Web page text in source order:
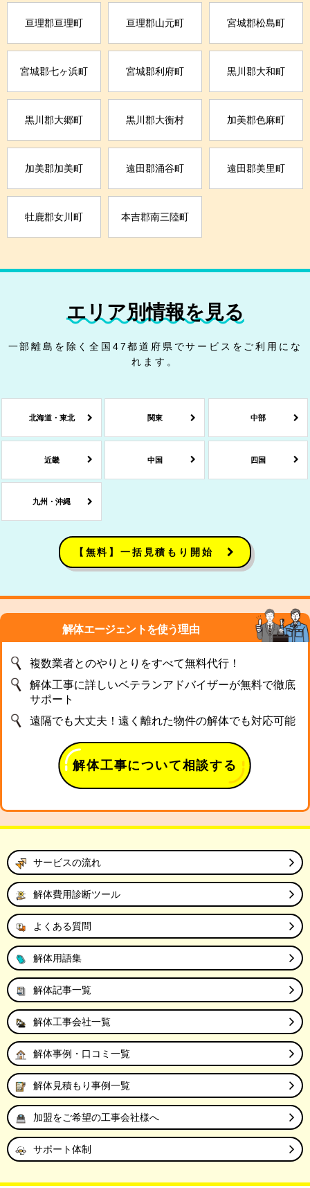
亘理郡亘理町 亘理郡山元町 宮城郡松島町
宮城郡七ヶ浜町 宮城郡利府町 黒川郡大和町
黒川郡大郷町 黒川郡大衡村 加美郡色麻町
加美郡加美町 遠田郡涌谷町 遠田郡美里町
牡鹿郡女川町 本吉郡南三陸町
エリア別情報を見る
一部離島を除く全国47都道府県でサービスをご利用にな
れます。
北海道・東北 関東 中部
近畿 中国 四国
九州・沖縄
【無料】一括見積もり開始
解体エージェントを使う理由
複数業者とのやりとりをすべて無料代行！
解体工事に詳しいベテランアドバイザーが無料で徹底
サポート
遠隔でも大丈夫！遠く離れた物件の解体でも対応可能
解体工事について相談する
サービスの流れ
解体費用診断ツール
よくある質問
解体用語集
解体記事一覧
解体工事会社一覧
解体事例・口コミ一覧
解体見積もり事例一覧
加盟をご希望の工事会社様へ
サポート体制